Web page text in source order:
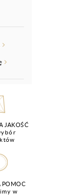
JAKOŚĆ
POMOC
w